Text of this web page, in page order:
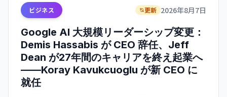
ビジネス 更新 2026年8月7日
Google AI 大規模リーダーシップ変更：
Demis Hassabis が CEO 辞任、Jeff
Dean が27年間のキャリアを終え起業へ
——Koray Kavukcuoglu が新 CEO に
就任